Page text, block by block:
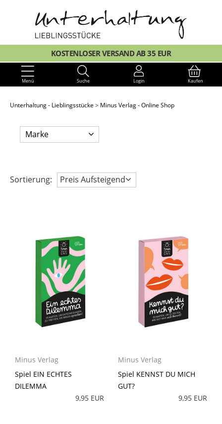
KOSTENLOSER VERSAND AB 35 EUR
Menü Suche Login Kaufen
Unterhaltung - Lieblingsstücke Minus Verlag - Online Shop
Marke
Sortierung: Preis Aufsteigend
Minus Verlag
Spiel EIN ECHTES
DILEMMA
9,95 EUR
Minus Verlag
Spiel KENNST DU MICH
GUT?
9,95 EUR